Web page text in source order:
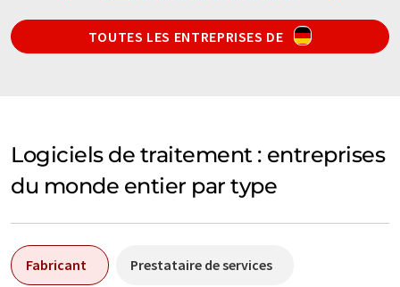
TOUTES LES ENTREPRISES DE
Logiciels de traitement : entreprises
du monde entier par type
Fabricant Prestataire de services